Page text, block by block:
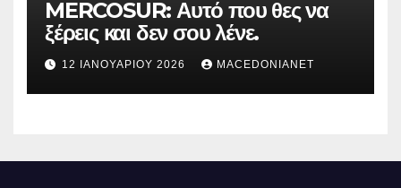
MERCOSUR: Αυτό που θες να
ξέρεις και δεν σου λένε.
12 ΙΑΝΟΥΑΡΊΟΥ 2026 MACEDONIANET